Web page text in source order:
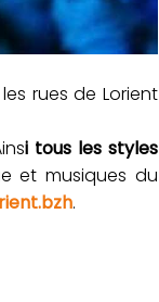
rues de Lorient
i tous les styles
et musiques du
.